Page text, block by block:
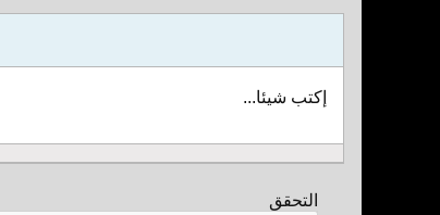
إكتب شيئا...
التحقق